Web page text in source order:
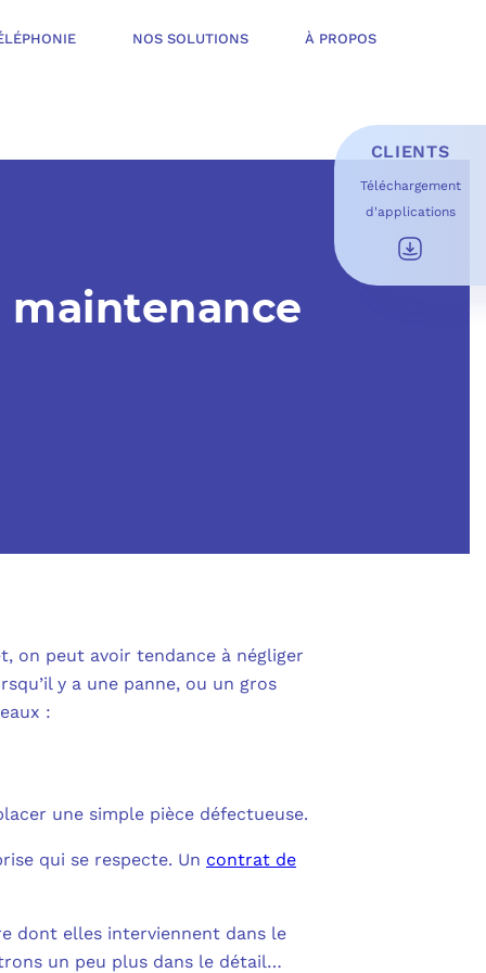
NOS SOLUTIONS À PROPOS
CLIENTS
Téléchargement
d'applications
on peut avoir tendance à négliger
y a une panne, ou un gros
:
une simple pièce défectueuse.
qui se respecte. Un contrat de
dont elles interviennent dans le
un peu plus dans le détail…
DE TRAVAIL
APPS
FOR BUSINESS
SANS ENGAGEMENT